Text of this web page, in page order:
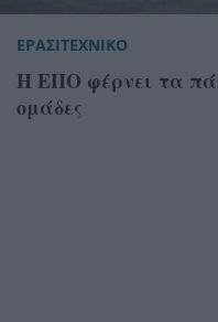
ΕΡΑΣΙΤΕΧΝΙΚΟ
Η ΕΠΟ φέρνει τα
ομάδες